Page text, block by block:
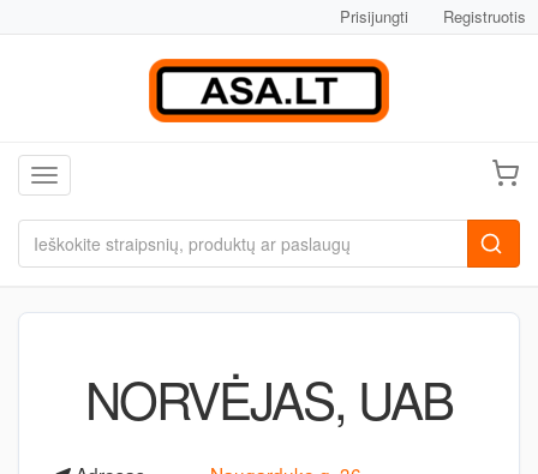
Prisijungti Registruotis
Toggle navigation
NORVĖJAS, UAB